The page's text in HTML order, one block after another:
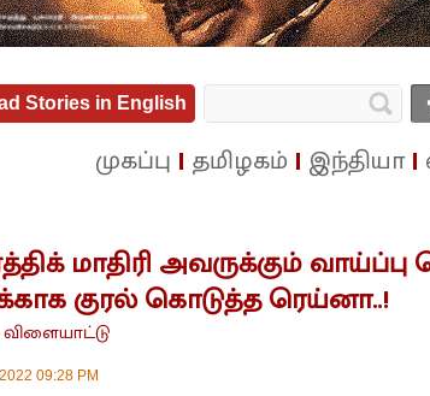
Stories in English
முகப்பு தமிழகம் இந்தியா
மாதிரி அவருக்கும் வாய்ப்பு
குரல் கொடுத்த ரெய்னா..!
விளையாட்டு
09:28 PM